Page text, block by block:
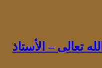
تعالى – الأستاذ